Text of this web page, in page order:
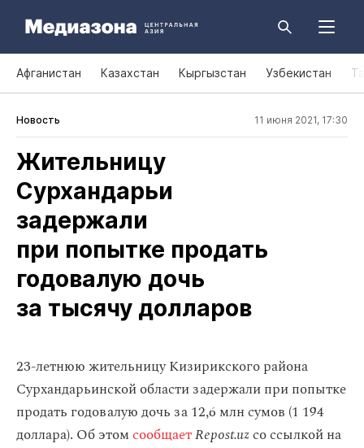
Афганистан Казахстан Кыргызстан Узбекистан
Новость 11 июня 2021, 17:30
Жительницу
Сурхандарьи
задержали
при попытке продать
годовалую дочь
за тысячу долларов
23-летнюю жительницу Кизирикского района
Сурхандарьинской области задержали при попытке
продать годовалую дочь за 12,6 млн сумов (1 194
доллара). Об этомсообщаетRepost.uzсо ссылкой на